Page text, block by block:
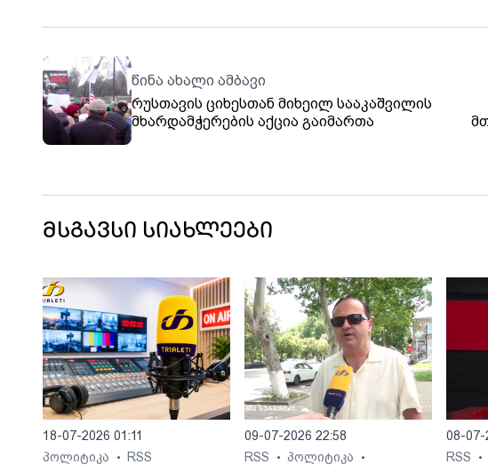
წინა ახალი ამბავი
რუსთავის ციხესთან მიხეილ სააკაშვილის
მხარდამჭერების აქცია გაიმართა
მსგავსი სიახლეები
18-07-2026 01:11
პოლიტიკა
• RSS
09-07-2026 22:58
RSS
• პოლიტიკა •
08-07-
RSS
•